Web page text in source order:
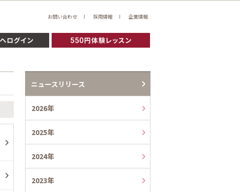
お問い合わせ 採用情報 企業情報
ニュースリリース
2026年
2025年
2024年
2023年